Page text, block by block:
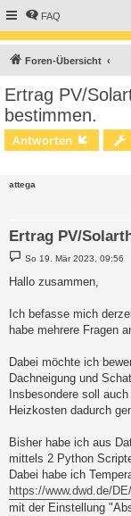
FAQ
Foren-Übersicht
Ertrag PV/
bestimmen.
Antworten
attega
Ertrag PV/
B
e
i
t
g
So 19. Mär 2023, 09:56
Hallo zusammen,
Ich befasse mich
habe mehrere Fragen
Dabei möchte ich
Dachneigung und
Insbesondere soll
Heizkosten dadurch
Bisher habe ich aus
mittels 2 Python
Dabei habe ich
https://www.dwd.de/
mit der Einstellung